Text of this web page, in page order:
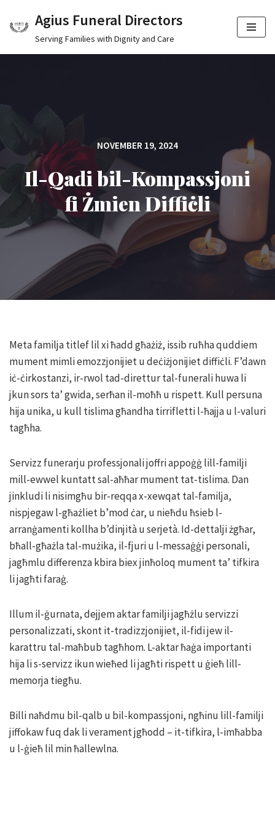
Skip
Agius Funeral Directors
Serving Families with Dignity and Care
NOVEMBER 19, 2024
Il-Qadi bil-Kompassjoni
fi Żmien Diffiċli
Meta familja titlef lil xi ħadd għażiż, issib ruħha quddiem
mument mimli emozzjonijiet u deċiżjonijiet diffiċli. F’dawn
iċ-ċirkostanzi, ir-rwol tad-direttur tal-funerali huwa li
jkun sors ta’ gwida, serħan il-moħħ u rispett. Kull persuna
hija unika, u kull tislima għandha tirrifletti l-ħajja u l-valuri
tagħha.
Servizz funerarju professjonali joffri appoġġ lill-familji
mill-ewwel kuntatt sal-aħħar mument tat-tislima. Dan
jinkludi li nisimgħu bir-reqqa x-xewqat tal-familja,
nispjegaw l-għażliet b’mod ċar, u nieħdu ħsieb l-
arranġamenti kollha b’dinjità u serjetà. Id-dettalji żgħar,
bħall-għażla tal-mużika, il-fjuri u l-messaġġi personali,
jagħmlu differenza kbira biex jinħoloq mument ta’ tifkira
li jagħti faraġ.
Illum il-ġurnata, dejjem aktar familji jagħżlu servizzi
personalizzati, skont it-tradizzjonijiet, il-fidi jew il-
karattru tal-maħbub tagħhom. L-aktar ħaġa importanti
hija li s-servizz ikun wieħed li jagħti rispett u ġieħ lill-
memorja tiegħu.
Billi naħdmu bil-qalb u bil-kompassjoni, ngħinu lill-familji
jiffokaw fuq dak li verament jgħodd – it-tifkira, l-imħabba
u l-ġieħ lil min ħallewlna.